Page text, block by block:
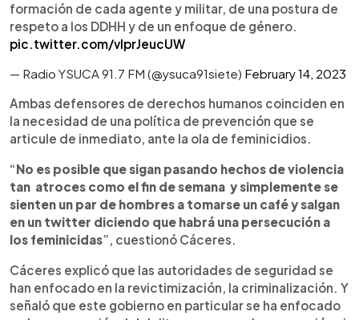
formación de cada agente y militar, de una postura de
respeto a los DDHH y de un enfoque de género.
pic.twitter.com/vlprJeucUW
— Radio YSUCA 91.7 FM (@ysuca91siete) February 14, 2023
Ambas defensores de derechos humanos coinciden en
la necesidad de una política de prevención que se
articule de inmediato, ante la ola de feminicidios.
“No es posible que sigan pasando hechos de violencia
tan atroces como el fin de semana y simplemente se
sienten un par de hombres a tomarse un café y salgan
en un twitter diciendo que habrá una persecución a
los feminicidas”, cuestionó Cáceres.
Cáceres explicó que las autoridades de seguridad se
han enfocado en la revictimización, la criminalización. Y
señaló que este gobierno en particular se ha enfocado